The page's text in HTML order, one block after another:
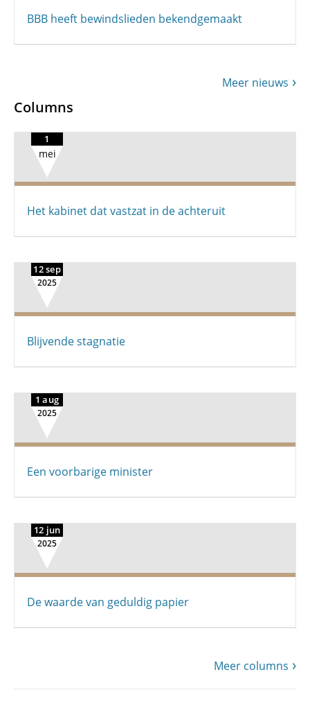
BBB heeft bewindslieden bekendgemaakt
Meer nieuws
Columns
1
mei
Het kabinet dat vastzat in de achteruit
12 sep
2025
Blijvende stagnatie
1 aug
2025
Een voorbarige minister
12 jun
2025
De waarde van geduldig papier
Meer columns